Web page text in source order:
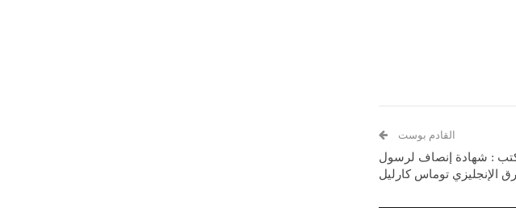
القادم بوست
يكتب : شهادة إنصاف لرسول
الإنجليزي توماس كارليل